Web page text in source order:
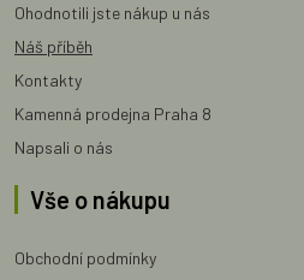
Ohodnotili jste nákup u nás
Náš příběh
Kontakty
Kamenná prodejna Praha 8
Napsali o nás
Vše o nákupu
Obchodní podmínky